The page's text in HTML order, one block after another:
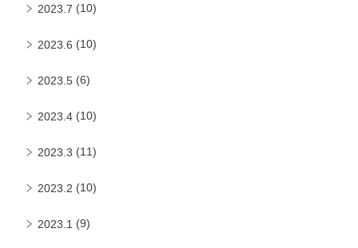
2023.7 (10)
2023.6 (10)
2023.5 (6)
2023.4 (10)
2023.3 (11)
2023.2 (10)
2023.1 (9)